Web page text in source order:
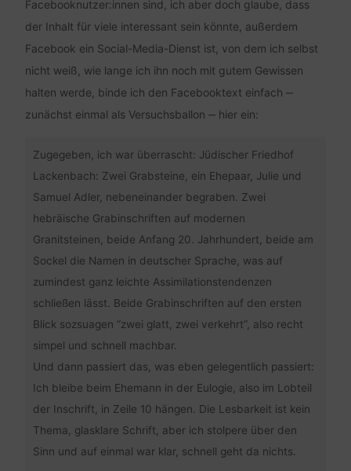
Facebooknutzer:innen sind, ich aber doch glaube, dass
der Inhalt für viele interessant sein könnte, außerdem
Facebook ein Social-Media-Dienst ist, von dem ich selbst
nicht weiß, wie lange ich ihn noch mit gutem Gewissen
halten werde, binde ich den Facebooktext einfach ‒
zunächst einmal als Versuchsballon ‒ hier ein:
Zugegeben, ich war überrascht: Jüdischer Friedhof
Lackenbach: Zwei Grabsteine, ein Ehepaar, Julie und
Samuel Adler, nebeneinander begraben. Zwei
hebräische Grabinschriften auf modernen
Granitsteinen, beide Anfang 20. Jahrhundert, beide am
Sockel die Namen in deutscher Sprache, was auf
zumindest ganz leichte Assimilationstendenzen
schließen lässt. Beide Grabinschriften auf den ersten
Blick sozsuagen “zwei glatt, zwei verkehrt”, also recht
simpel und schnell machbar.
Und dann passiert das, was eben gelegentlich passiert:
Ich bleibe beim Ehemann in der Eulogie, also im Lobteil
der Inschrift, in Zeile 10 hängen. Die Lesbarkeit ist kein
Thema, glasklare Schrift, aber ich stolpere über den
Sinn und auf einmal war klar, schnell geht da nichts.